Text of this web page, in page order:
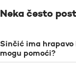
Neka često
Sinčić ima hrapavo
mogu pomoći?